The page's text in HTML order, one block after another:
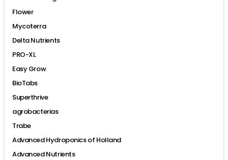
Flower
Mycoterra
Delta Nutrients
PRO-XL
Easy Grow
BioTabs
Superthrive
agrobacterias
Trabe
Advanced Hydroponics of Holland
Advanced Nutrients